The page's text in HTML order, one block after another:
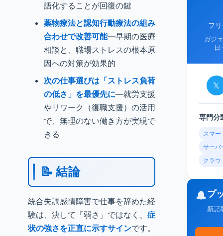
語化することが回復の鍵
薬物療法と認知行動療法の組み
合わせで改善可能—早期の医療
相談と、職場ストレスの根本原
因への対策が効果的
次の仕事選びは「ストレス負荷
の低さ」を最優先に—就労支援
やリワーク（復職支援）の活用
で、無理のない働き方が実現で
きる
📝 結論
統合失調感情障害で仕事を辞めた経
験は、決して「弱さ」ではなく、 症
状の強さを正直に示すサインです。
フ
ガジ
日
𝕏
専門分
スマー
サーバ
クラウ
🔔プ
新記